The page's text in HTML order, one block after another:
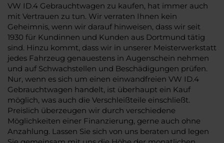
VW ID.4 Gebrauchtwagen zu kaufen, hat immer auch
mit Vertrauen zu tun. Wir verraten Ihnen kein
Geheimnis, wenn wir darauf hinweisen, dass wir seit
1930 für Kundinnen und Kunden aus Dortmund tätig
sind. Hinzu kommt, dass wir in unserer Meisterwerkstatt
jedes Fahrzeug genauestens in Augenschein nehmen
und auf Schwachstellen und Beschädigungen prüfen.
Nur, wenn es sich um einen einwandfreien VW ID.4
Gebrauchtwagen handelt, ist überhaupt ein Kauf
möglich, was auch die Verschleißteile einschließt.
Preislich überzeugen wir durch verschiedene
Möglichkeiten einer Finanzierung, gerne auch ohne
Anzahlung. Lassen Sie sich von uns beraten und legen